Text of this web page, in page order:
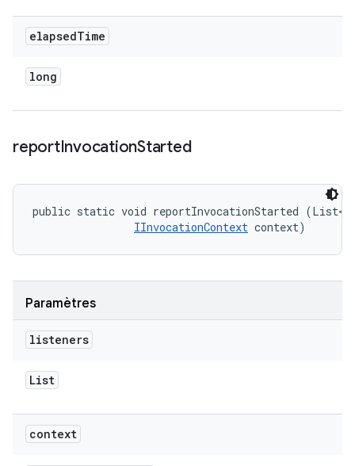
elapsedTime
long
reportInvocationStarted
public static void reportInvocationStarted (List<
IInvocationContext context)
Paramètres
listeners
List
context